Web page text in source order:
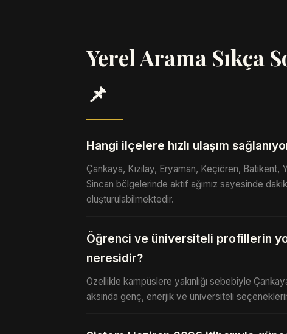
Yerel Arama Sıkça
📌
Hangi ilçelere hızlı ulaşım
Çankaya, Kızılay, Eryaman, Keçiören, Batıkent,
Sincan bölgelerinde aktif ağımız sayesinde
oluşturulabilmektedir.
Öğrenci ve üniversiteli profillerin
neresidir?
Özellikle kampüslere yakınlığı sebebiyle
aksında genç, enerjik ve üniversiteli